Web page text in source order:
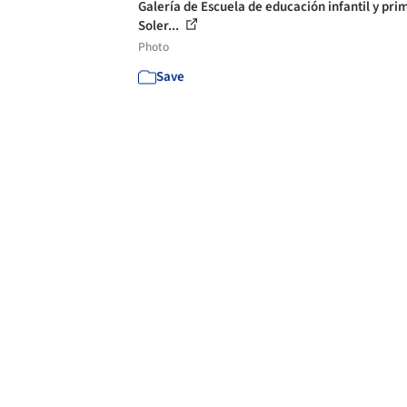
Galería de Escuela de educación infantil y
Soler...
Photo
Save